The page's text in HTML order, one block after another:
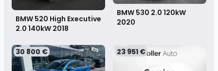
BMW 520 High Executive
2.0 140kW 2018
BMW 530 2.0 120kW
2020
30 800 € 23 951 €